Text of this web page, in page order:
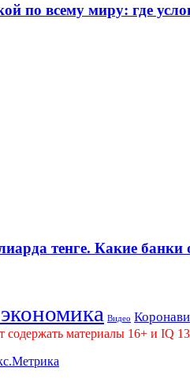
по всему миру: где
тенге. Какие банки
Видео
материалы 16+ и IQ